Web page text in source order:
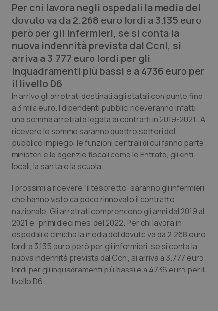
Lettere al direttore
Edizioni Regionali
QS Pro
Professionisti Sanitari.AI
Abruzzo
Basilicata
Calabria
Campania
Emilia-Romagna
Friuli Venezia Giulia
Lazio
QS Pro Gold
Artrite & artrosi
Asma & BPCO
Car-T
Colesterolo & coronaropatie
Dermatite Atopica
Diabete & glucometri
QS Club Newsletter
Per chi lavora negli ospedali la media del
dovuto va da 2.268 euro lordi a 3.135 euro
però per gli infermieri, se si conta la
nuova indennità prevista dal Ccnl, si
arriva a 3.777 euro lordi per gli
inquadramenti più bassi e a 4736 euro per
il livello D6
In arrivo gli arretrati destinati agli statali con punte fino
a 3 mila euro. I dipendenti pubblici riceveranno infatti
una somma arretrata legata ai contratti in 2019-2021 . A
ricevere le somme saranno quattro settori del
pubblico impiego: le funzioni centrali di cui fanno parte
ministeri e le agenzie fiscali come le Entrate, gli enti
locali, la sanità e la scuola.
I prossimi a ricevere “il tesoretto” saranno gli infermieri
che hanno visto da poco rinnovato il contratto
nazionale. Gli arretrati comprendono gli anni dal 2019 al
2021 e i primi dieci mesi del 2022. Per chi lavora in
ospedali e cliniche la media del dovuto va da 2.268 euro
lordi a 3.135 euro però per gli infermieri, se si conta la
nuova indennità prevista dal Ccnl, si arriva a 3.777 euro
lordi per gli inquadramenti più bassi e a 4736 euro per il
livello D6.